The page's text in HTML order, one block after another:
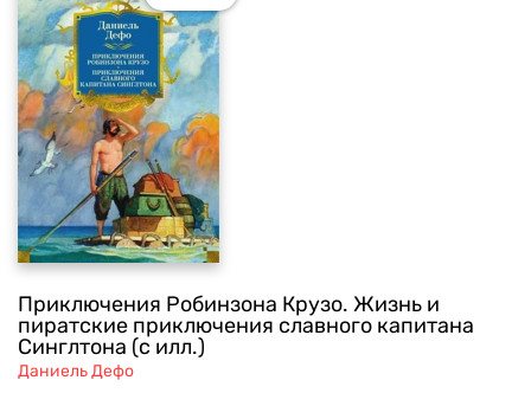
Приключения Робинзона Крузо. Жизнь и
пиратские приключения славного капитана
Синглтона (с илл.)
Даниель Дефо